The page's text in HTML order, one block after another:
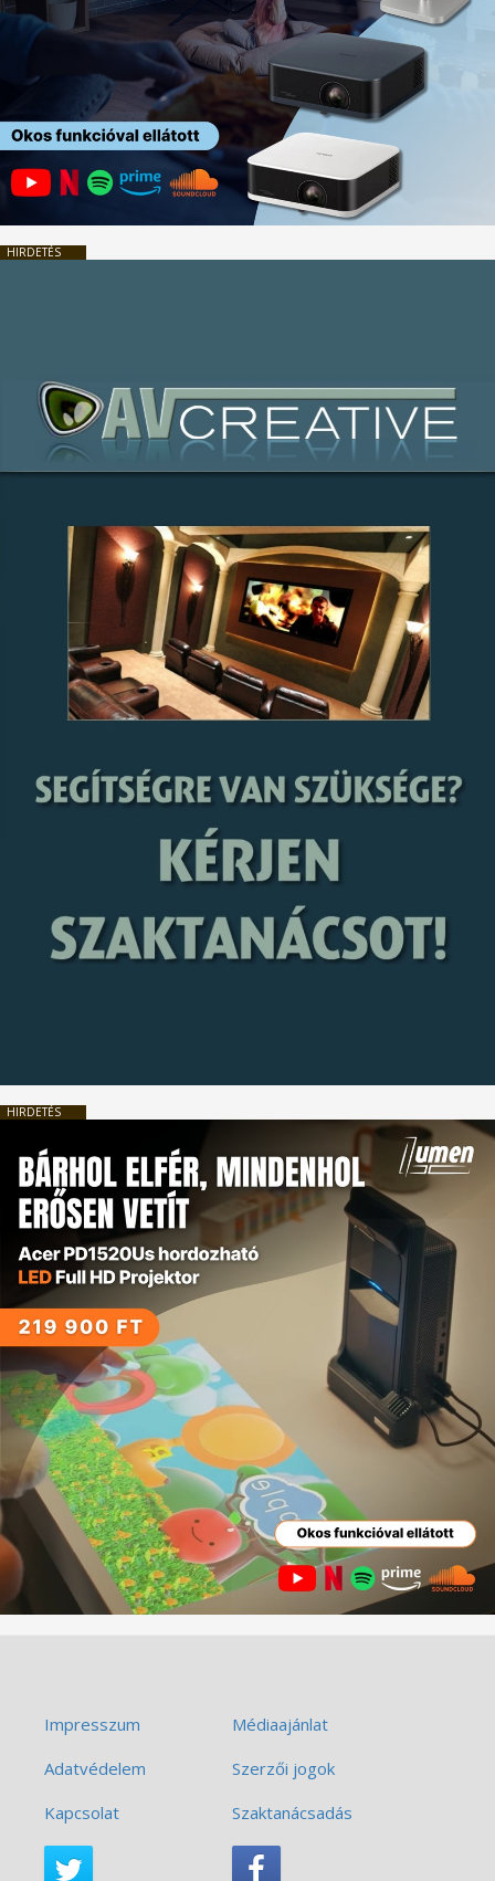
HIRDETÉS
HIRDETÉS
Impresszum
Médiaajánlat
Adatvédelem
Szerzői jogok
Kapcsolat
Szaktanácsadás